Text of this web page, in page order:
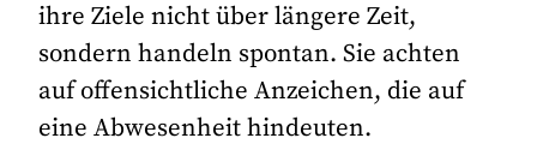
ihre Ziele nicht über längere Zeit,
sondern handeln spontan. Sie achten
auf offensichtliche Anzeichen, die auf
eine Abwesenheit hindeuten.